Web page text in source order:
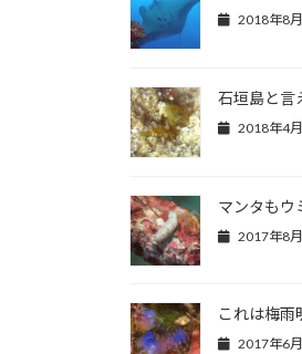
2018年8
石垣島と言
2018年4
マンタもウ
2017年8
これは梅雨
2017年6